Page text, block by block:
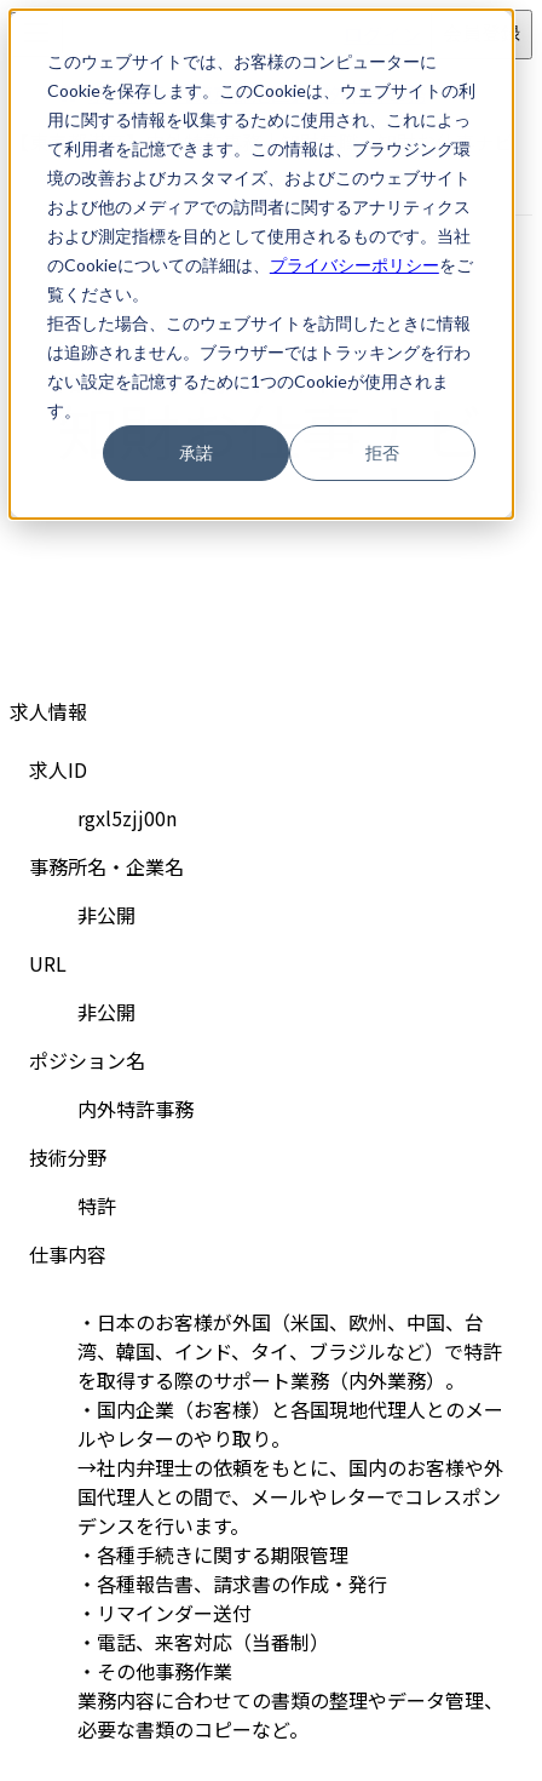
このウェブサイトでは、お客様のコンピューターに
Cookieを保存します。このCookieは、ウェブサイトの利
用に関する情報を収集するために使用され、これによっ
て利用者を記憶できます。この情報は、ブラウジング環
境の改善およびカスタマイズ、およびこのウェブサイト
および他のメディアでの訪問者に関するアナリティクス
および測定指標を目的として使用されるものです。当社
のCookieについての詳細は、 プライバシーポリシーをご
覧ください。
拒否した場合、このウェブサイトを訪問したときに情報
は追跡されません。ブラウザーではトラッキングを行わ
ない設定を記憶するために1つのCookieが使用されま
す。
承諾 拒否
会員登録
求人検索 【東京都港区】内外特許事務
【東京都港区】内外特許事務｜知財転職・知財お仕事ナビ
求人情報
求人ID
rgxl5zjj00n
事務所名・企業名
非公開
URL
非公開
ポジション名
内外特許事務
技術分野
特許
仕事内容
・日本のお客様が外国（米国、欧州、中国、台
湾、韓国、インド、タイ、ブラジルなど）で特許
を取得する際のサポート業務（内外業務）。
・国内企業（お客様）と各国現地代理⼈とのメー
ルやレターのやり取り。
→社内弁理⼠の依頼をもとに、国内のお客様や外
国代理⼈との間で、メールやレターでコレスポン
デンスを⾏います。
・各種⼿続きに関する期限管理
・各種報告書、請求書の作成・発⾏
・リマインダー送付
・電話、来客対応（当番制）
・その他事務作業
業務内容に合わせての書類の整理やデータ管理、
必要な書類のコピーなど。